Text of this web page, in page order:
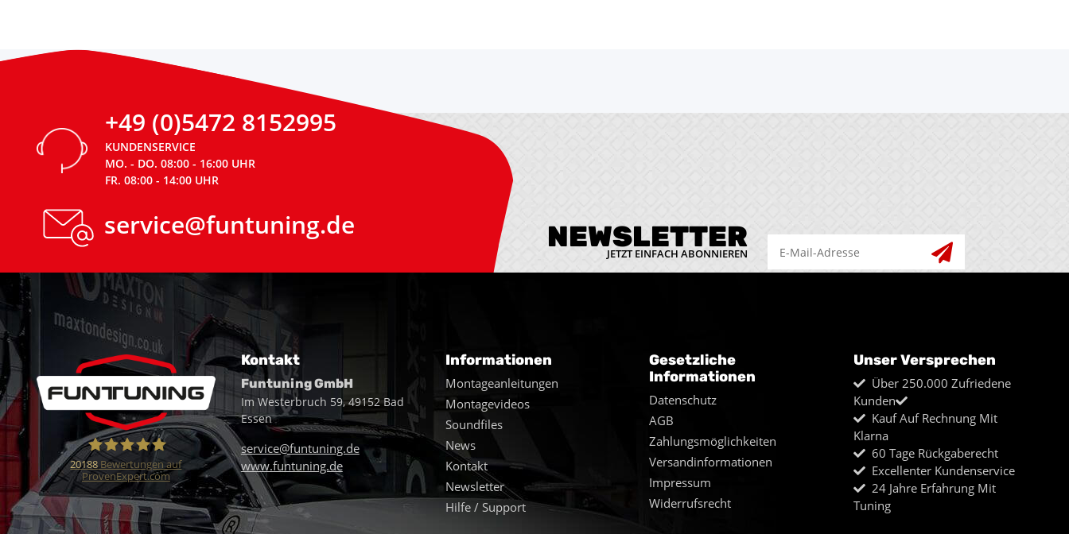
+49 (0)5472 8152995
KUNDENSERVICE
MO. - DO. 08:00 - 16:00 UHR
FR. 08:00 - 14:00 UHR
service@funtuning.de NEWSLETTER
JETZT EINFACH ABONNIEREN
Funtuning GmbH
20188 Bewertungen auf
ProvenExpert.com
Kontakt
Funtuning GmbH
Im Westerbruch 59, 49152 Bad
Essen
service@funtuning.de
www.funtuning.de
Informationen
Montageanleitungen
Montagevideos
Soundfiles
News
Kontakt
Newsletter
Hilfe / Support
Gesetzliche
Informationen
Datenschutz
AGB
Zahlungsmöglichkeiten
Versandinformationen
Impressum
Widerrufsrecht
Unser Versprechen
Über 250.000 Zufriedene
Kunden
Kauf Auf Rechnung Mit
Klarna
60 Tage Rückgaberecht
Excellenter Kundenservice
24 Jahre Erfahrung Mit
Tuning